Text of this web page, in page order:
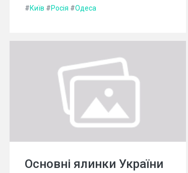
#Київ #Росія #Одеса
Основні ялинки України